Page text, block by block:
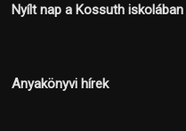
Nyílt nap a Kossuth iskolában
Anyakönyvi hírek